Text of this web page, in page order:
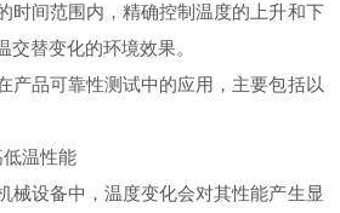
时间范围内，精确控制温度的上升和下
交替变化的环境效果。
品可靠性测试中的应用，主要包括以
温性能
设备中，温度变化会对其性能产生显